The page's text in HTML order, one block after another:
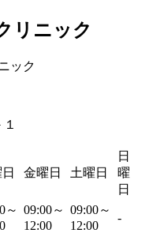
リニック
金曜日 土曜日
日
曜
日
～ 09:00～
12:00
09:00～
12:00
-